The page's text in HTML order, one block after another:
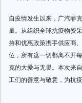
自疫情发生以来，广汽菲
量。从组织全球抗疫物资
持和优惠政策携手供应商
位，所有这一切都离不开
克的大爱与无畏。本次来
工们的善意与敬意，为抗